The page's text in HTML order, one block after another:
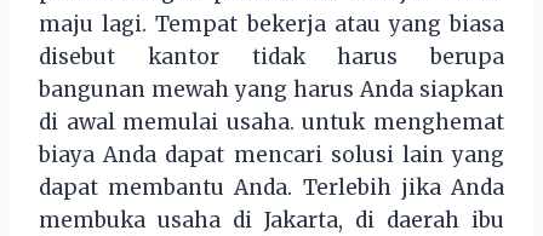
maju lagi. Tempat bekerja atau yang biasa
disebut kantor tidak harus berupa
bangunan mewah yang harus Anda siapkan
di awal memulai usaha. untuk menghemat
biaya Anda dapat mencari solusi lain yang
dapat membantu Anda. Terlebih jika Anda
membuka usaha di Jakarta, di daerah ibu